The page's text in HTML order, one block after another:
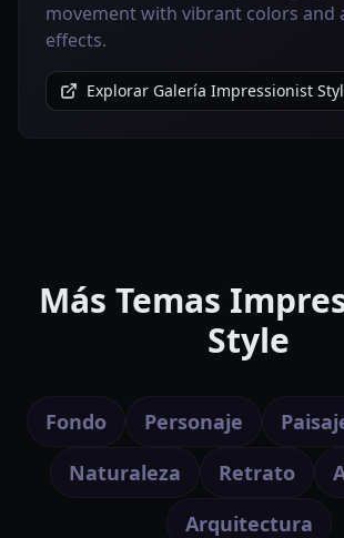
movement with vibrant colors and
effects.
Explorar Galería Impressionist
Más Temas
Style
Fondo Personaje
Naturaleza
Retrato
Arquitectura